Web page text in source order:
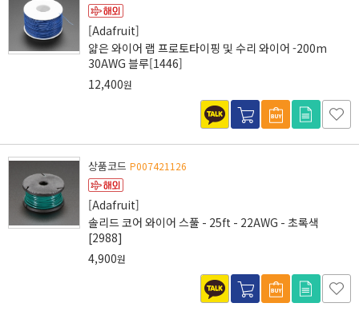
[Adafruit]
얇은 와이어 랩 프로토타이핑 및 수리 와이어 -200m
30AWG 블루[1446]
12,400원
상품코드 P007421126
[Adafruit]
솔리드 코어 와이어 스풀 - 25ft - 22AWG - 초록색
[2988]
4,900원